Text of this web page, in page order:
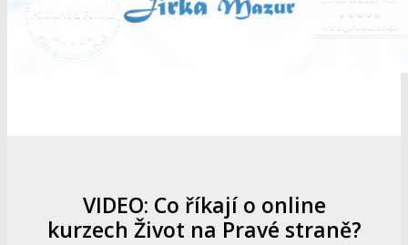
VIDEO: Co říkají o online
kurzech Život na Pravé straně?